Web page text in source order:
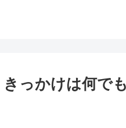
っかけは何で